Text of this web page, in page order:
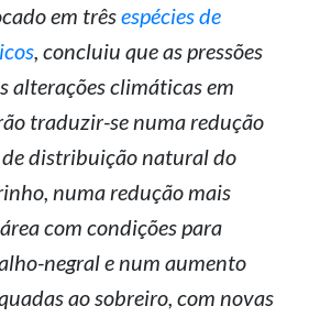
em trêsespécies de
, concluiu que as pressões
alterações climáticas em
traduzir-se numa redução
de distribuição natural do
numa redução mais
com condições para
negral e num aumento
ao sobreiro, com novas